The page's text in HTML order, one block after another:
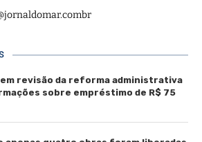
revisão da reforma administrativa
sobre empréstimo de R$ 75